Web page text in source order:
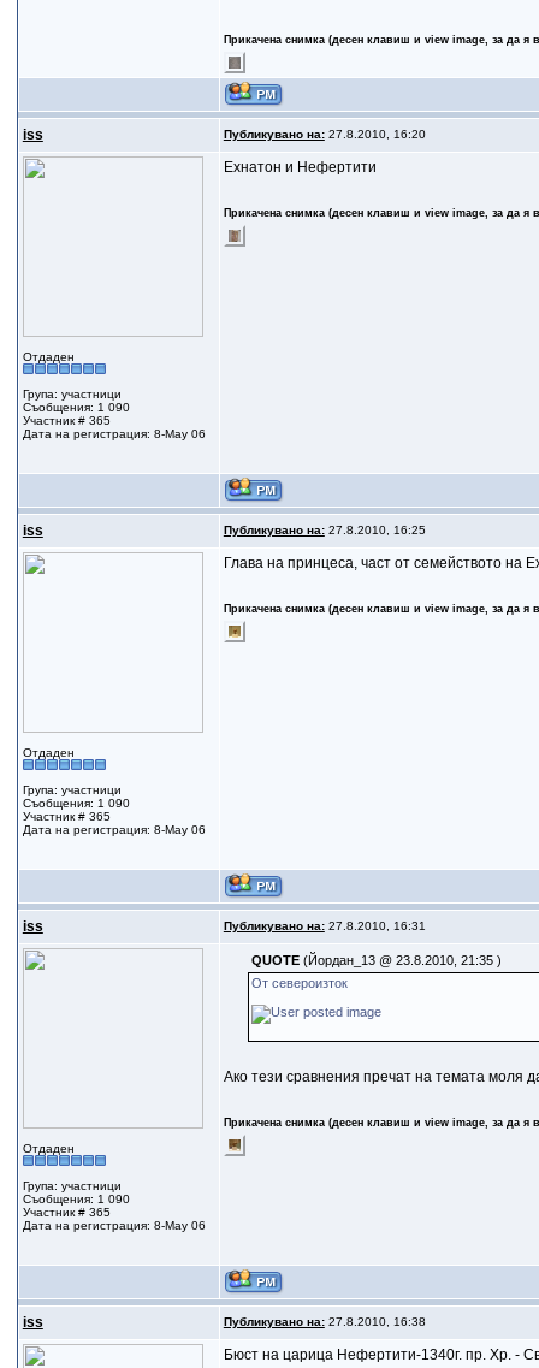
Прикачена снимка (десен клавиш и view image, за да я
iss Публикувано на:27.8.2010, 16:20
Отдаден
Група: участници
Съобщения: 1 090
Участник # 365
Дата на регистрация: 8-May 06
Ехнатон и Нефертити
Прикачена снимка (десен клавиш и view image, за да я
iss Публикувано на:27.8.2010, 16:25
Отдаден
Група: участници
Съобщения: 1 090
Участник # 365
Дата на регистрация: 8-May 06
Глава на принцеса, част от семейството на
Прикачена снимка (десен клавиш и view image, за да я
iss Публикувано на:27.8.2010, 16:31
Отдаден
Група: участници
Съобщения: 1 090
Участник # 365
Дата на регистрация: 8-May 06
QUOTE (Йордан_13 @ 23.8.2010, 21:35 )
От североизток
Ако тези сравнения пречат на темата моля
Прикачена снимка (десен клавиш и view image, за да я
iss Публикувано на:27.8.2010, 16:38
Бюст на царица Нефертити-1340г. пр. Хр. -